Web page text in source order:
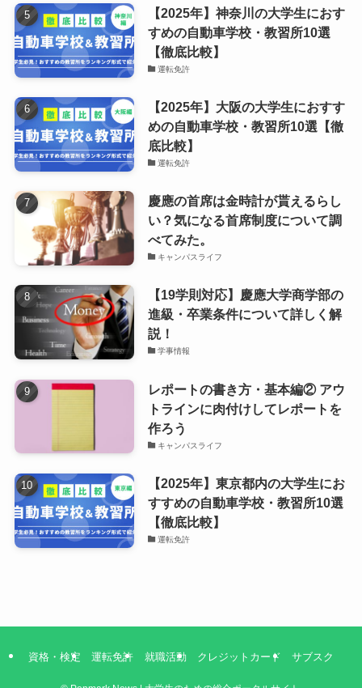
【2025年】神奈川の大学生におす
すめの自動車学校・教習所10選
【徹底比較】
運転免許
【2025年】大阪の大学生におすす
めの自動車学校・教習所10選【徹
底比較】
運転免許
慶應の首席は金時計が貰えるらし
い？気になる首席制度について調
べてみた。
キャンパスライフ
【19学則対応】慶應大学商学部の
進級・卒業条件について詳しく解
説！
学事情報
レポートの書き方・基本編② アウ
トラインに肉付けしてレポートを
作ろう
キャンパスライフ
【2025年】東京都内の大学生にお
すすめの自動車学校・教習所10選
【徹底比較】
運転免許
資格・検定 運転免許 就職活動 クレジットカード サブスク